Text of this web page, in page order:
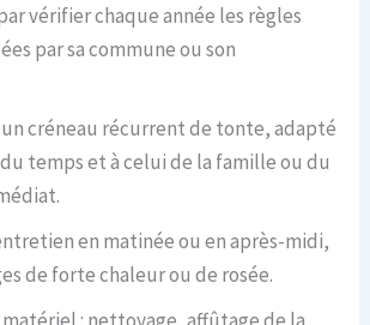
vérifier chaque année les règles
par sa commune ou son
créneau récurrent de tonte, adapté
temps et à celui de la famille ou du
en matinée ou en après-midi,
de forte chaleur ou de rosée.